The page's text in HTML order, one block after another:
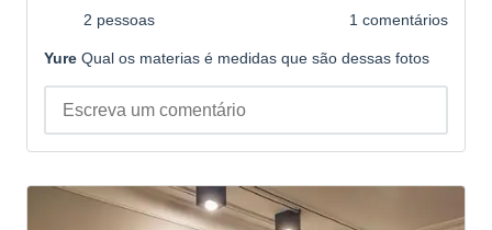
2 pessoas 1 comentários
Yure Qual os materias é medidas que são dessas fotos